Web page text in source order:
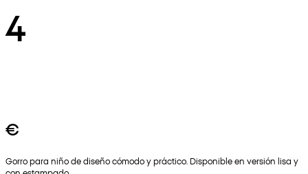
4
€
Gorro para niño de diseño cómodo y práctico. Disponible en versión lisa y